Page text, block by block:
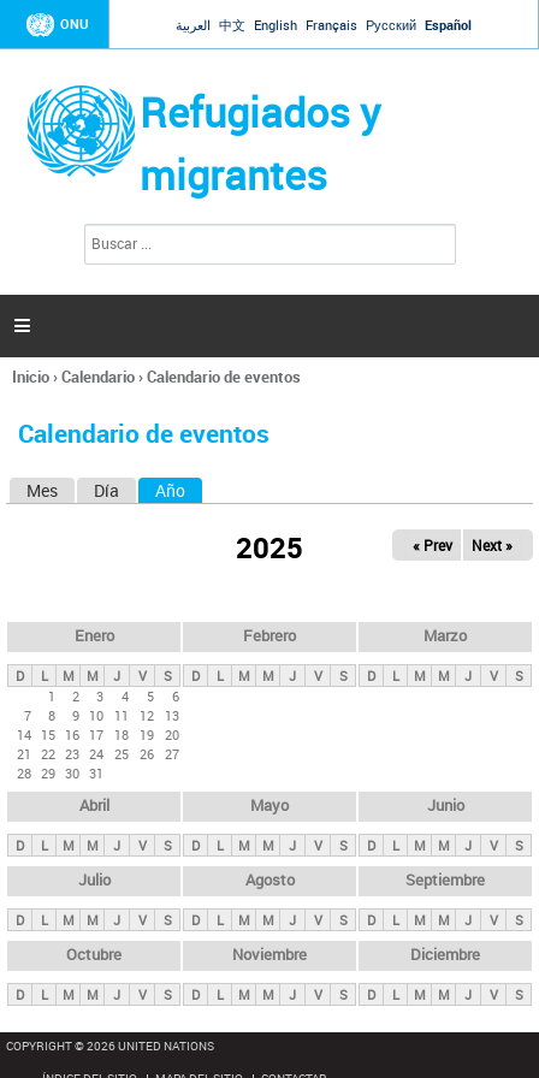
Jump to navigation
ONU العربية 中文 English Français Русский Español
Refugiados y
migrantes
l
d
s

Se
usted
Inicio›Calendario›Calendario de eventos
Calendario de eventos
s
p
n
i
p
a
l
s
Mes Día Año
2025 « Prev Next »
Enero
D L M M J V
S
1
2 3 4 5
6
7
8 9 10 11 12
13
14 15 16 17 18 19 20
21
22 23 24 25 26 27
28 29 30 31
Febrero
D L M M J V S
Marzo
D L M M J V S
Abril
D L M M J V S
Mayo
D L M M J V S
Junio
D L M M J V S
Julio
D L M M J V S
Agosto
D L M M J V S
Septiembre
D L M M J V S
Octubre
D L M M J V S
Noviembre
D L M M J V S
Diciembre
D L M M J V S
COPYRIGHT © 2026 UNITED NATIONS